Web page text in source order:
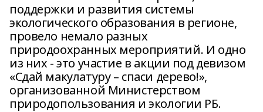
поддержки и развития системы
экологического образования в регионе,
провело немало разных
природоохранных мероприятий. И одно
из них - это участие в акции под девизом
«Сдай макулатуру – спаси дерево!»,
организованной Министерством
природопользования и экологии РБ.